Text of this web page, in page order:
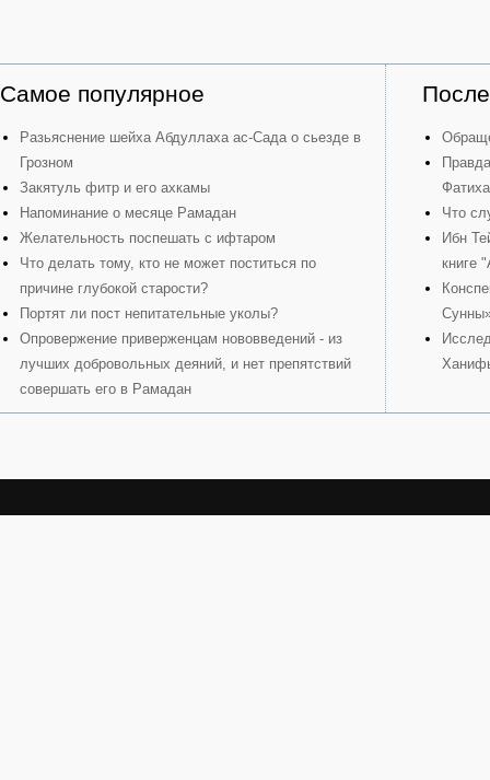
Самое популярное
Разьяснение шейха Абдуллаха ас-Сада о сьезде в
Грозном
Закятуль фитр и его ахкамы
Напоминание о месяце Рамадан
Желательность поспешать с ифтаром
Что делать тому, кто не может поститься по
причине глубокой старости?
Портят ли пост непитательные уколы?
Опровержение приверженцам нововведений - из
лучших добровольных деяний, и нет препятствий
совершать его в Рамадан
Что
Ибн
книге